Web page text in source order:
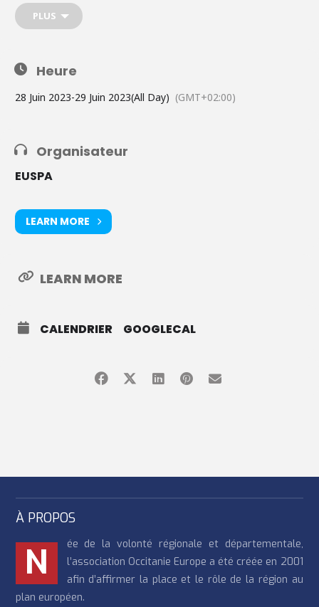
de se mettre en réseau. Il y aura également des
d'utilisateurs dédiées
démonstrations en direct permettant aux participants
d'expérimenter les capacités de Galileo HAS.
PLUS
Heure
28 Juin 2023-29 Juin 2023(All Day) (GMT+02:00)
Organisateur
EUSPA
LEARN MORE
LEARN MORE
CALENDRIER GOOGLECAL
À PROPOS
N
ée de la volonté régionale et départementale,
l’association Occitanie Europe a été créée en 2001
afin d’affirmer la place et le rôle de la région au
plan européen.